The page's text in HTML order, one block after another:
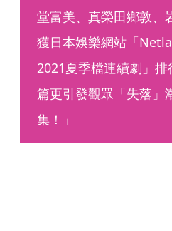
堂富美、真榮田鄉敦、
獲日本娛樂網站「
2021夏季檔連續劇」
篇更引發觀眾「失落」
集！」